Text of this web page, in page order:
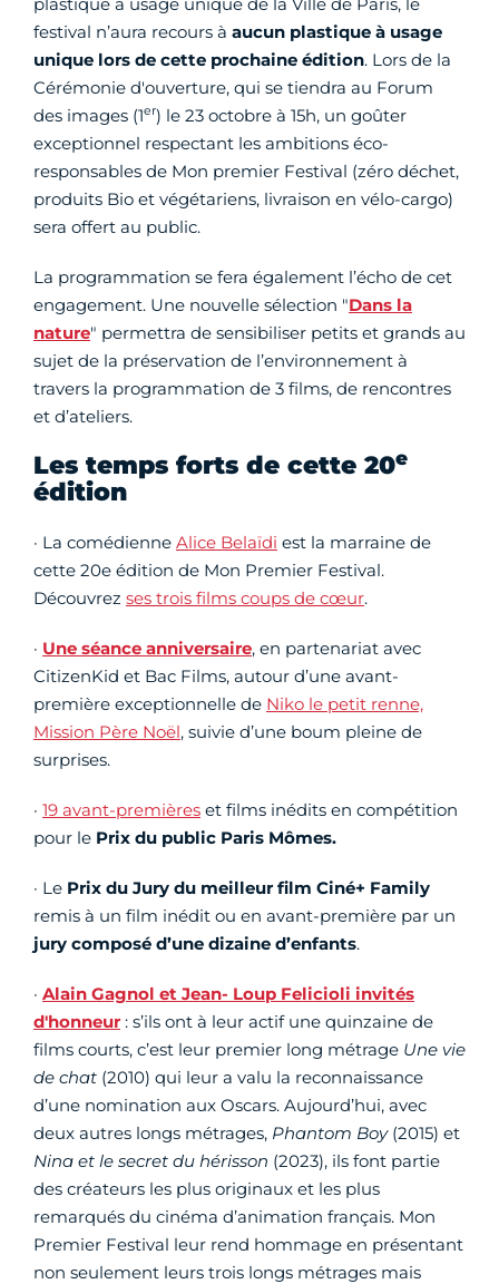
festival n’aura recours à aucun plastique à usage
unique lors de cette prochaine édition. Lors de la
Cérémonie d'ouverture, qui se tiendra au Forum
des images (1er) le 23 octobre à 15h, un goûter
exceptionnel respectant les ambitions éco-
responsables de Mon premier Festival (zéro déchet,
produits Bio et végétariens, livraison en vélo-cargo)
sera offert au public.
La programmation se fera également l’écho de cet
engagement. Une nouvelle sélection "Dans la
nature" permettra de sensibiliser petits et grands au
sujet de la préservation de l’environnement à
travers la programmation de 3 films, de rencontres
et d’ateliers.
Les temps forts de cette 20e
édition
· La comédienne Alice Belaïdi est la marraine de
cette 20e édition de Mon Premier Festival.
Découvrez ses trois films coups de cœur.
· Une séance anniversaire, en partenariat avec
CitizenKid et Bac Films, autour d’une avant-
première exceptionnelle de Niko le petit renne,
Mission Père Noël, suivie d’une boum pleine de
surprises.
· 19 avant-premières et films inédits en compétition
pour le Prix du public Paris Mômes.
· Le Prix du Jury du meilleur film Ciné+ Family
remis à un film inédit ou en avant-première par un
jury composé d’une dizaine d’enfants.
· Alain Gagnol et Jean- Loup Felicioli invités
d'honneur : s’ils ont à leur actif une quinzaine de
films courts, c’est leur premier long métrage Une vie
de chat (2010) qui leur a valu la reconnaissance
d’une nomination aux Oscars. Aujourd’hui, avec
deux autres longs métrages, Phantom Boy(2015) et
Nina et le secret du hérisson (2023), ils font partie
des créateurs les plus originaux et les plus
remarqués du cinéma d’animation français. Mon
Premier Festival leur rend hommage en présentant
non seulement leurs trois longs métrages mais